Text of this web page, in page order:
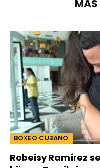
MÁS
BOXEO CUBANO
Robeisy Ramírez